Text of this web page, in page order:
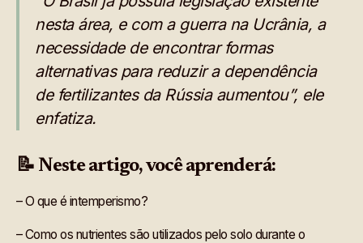
nesta área, e com a guerra na Ucrânia, a
necessidade de encontrar formas
alternativas para reduzir a dependência
de fertilizantes da Rússia aumentou”, ele
enfatiza.
📝 Neste artigo, você aprenderá:
– O que é intemperismo?
– Como os nutrientes são utilizados pelo solo durante o